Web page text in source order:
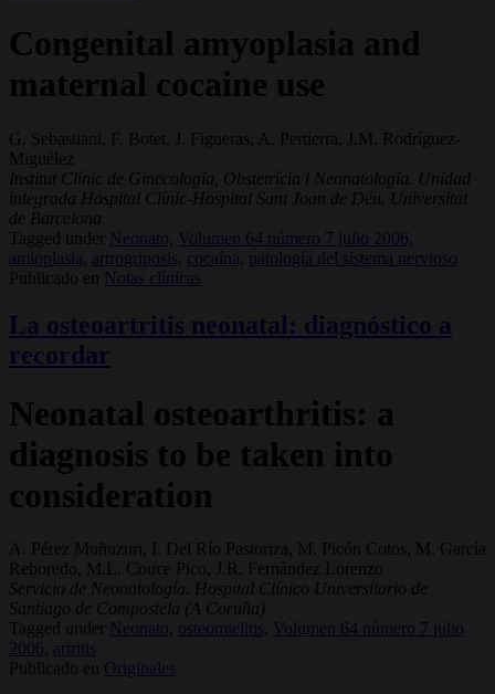
Congenital amyoplasia and
maternal cocaine use
G. Sebastiani, F. Botet, J. Figueras, A. Pertierra, J.M. Rodríguez-
Miguélez
Institut Clínic de Ginecologia, Obstetrícia i Neonatologia. Unidad
integrada Hospital Clínic-Hospital Sant Joan de Déu. Universitat
de Barcelona
Tagged under
Neonato,
Volumen 64 número 7 julio 2006,
amioplasia, artrogriposis, cocaína, patología del sistema nervioso
Publicado en
Notas clínicas
La osteoartritis neonatal: diagnóstico a
recordar
Neonatal osteoarthritis: a
diagnosis to be taken into
consideration
A. Pérez Muñuzuri, I. Del Río Pastoriza, M. Picón Cotos, M. García
Reboredo, M.L. Couce Pico, J.R. Fernández Lorenzo
Servicio de Neonatología. Hospital Clínico Universitario de
Santiago de Compostela (A Coruña)
Tagged under
Neonato, osteomielitis,
Volumen 64 número 7 julio
2006, artritis
Publicado en
Originales